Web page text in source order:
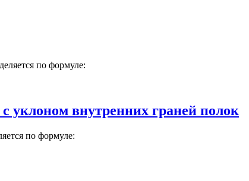
по формуле:
уклоном внутренних граней полок
по формуле: